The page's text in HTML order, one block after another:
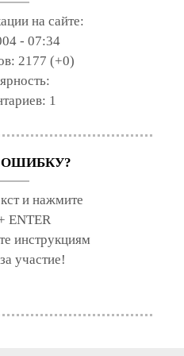
на сайте:
- 07:34
2177 (+0)
1
и нажмите
ENTER
инструкциям
участие!